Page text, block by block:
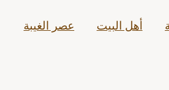
أهل البيت عصر الغيبة